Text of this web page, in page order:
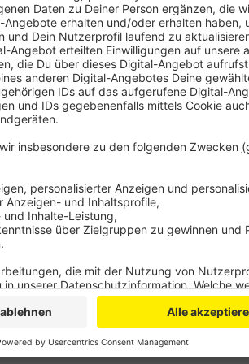
Polizei jetzt bekanntgab, konnte sich
Bundesstraße aufrecht halten und
Schlafen in den angrenzenden
nehmen wollte, um weitere
sehr aggressiv. Er bespuckte die
eine Anzeige wegen Widerstands